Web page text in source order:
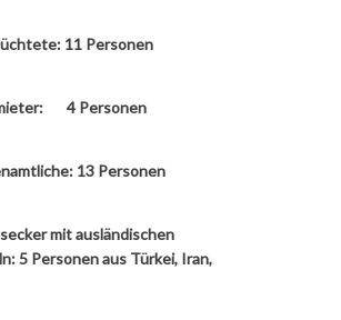
11 Personen
4 Personen
13 Personen
mit ausländischen
5 Personen aus Türkei, Iran,